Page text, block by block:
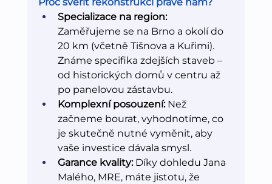
Proč svěřit rekonstrukci právě nám?
Specializace na region:
Zaměřujeme se na Brno a okolí do
20 km (včetně Tišnova a Kuřimi).
Známe specifika zdejších staveb –
od historických domů v centru až
po panelovou zástavbu.
Komplexní posouzení: Než
začneme bourat, vyhodnotíme, co
je skutečně nutné vyměnit, aby
vaše investice dávala smysl.
Garance kvality: Díky dohledu Jana
Malého, MRE, máte jistotu, že